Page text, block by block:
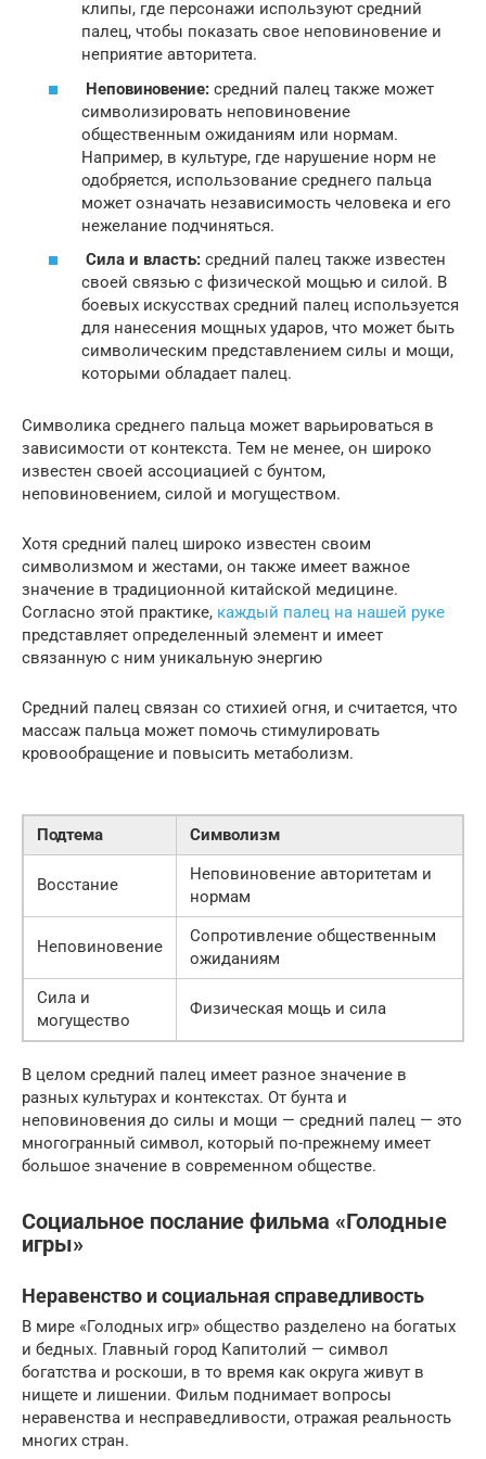
клипы, где персонажи используют средний
палец, чтобы показать свое неповиновение и
неприятие авторитета.
Неповиновение: средний палец также может
символизировать неповиновение
общественным ожиданиям или нормам.
Например, в культуре, где нарушение норм не
одобряется, использование среднего пальца
может означать независимость человека и его
нежелание подчиняться.
Сила и власть: средний палец также известен
своей связью с физической мощью и силой. В
боевых искусствах средний палец используется
для нанесения мощных ударов, что может быть
символическим представлением силы и мощи,
которыми обладает палец.
Символика среднего пальца может варьироваться в
зависимости от контекста. Тем не менее, он широко
известен своей ассоциацией с бунтом,
неповиновением, силой и могуществом.
Хотя средний палец широко известен своим
символизмом и жестами, он также имеет важное
значение в традиционной китайской медицине.
Согласно этой практике, каждый палец на нашей руке
представляет определенный элемент и имеет
связанную с ним уникальную энергию
Средний палец связан со стихией огня, и считается, что
массаж пальца может помочь стимулировать
кровообращение и повысить метаболизм.
Подтема Символизм
Восстание
Неповиновение авторитетам и
нормам
Неповиновение
Сопротивление общественным
ожиданиям
Сила и
могущество
Физическая мощь и сила
В целом средний палец имеет разное значение в
разных культурах и контекстах. От бунта и
неповиновения до силы и мощи — средний палец — это
многогранный символ, который по-прежнему имеет
большое значение в современном обществе.
Социальное послание фильма «Голодные
игры»
Неравенство и социальная справедливость
В мире «Голодных игр» общество разделено на богатых
и бедных. Главный город Капитолий — символ
богатства и роскоши, в то время как округа живут в
нищете и лишении. Фильм поднимает вопросы
неравенства и несправедливости, отражая реальность
многих стран.